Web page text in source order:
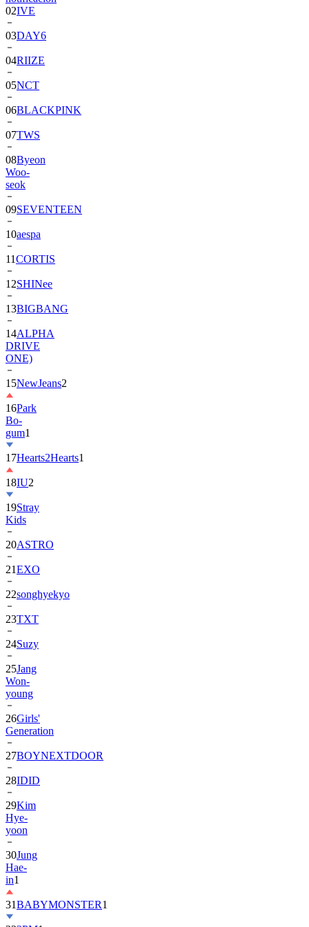
03DAY6
04RIIZE
05NCT
06BLACKPINK
07TWS
08Byeon
Woo-
seok
09SEVENTEEN
10aespa
11CORTIS
12SHINee
13BIGBANG
14ALPHA
DRIVE
ONE)
15NewJeans
16Park
Bo-
gum1
17Hearts2Hearts
18IU2
19Stray
Kids
20ASTRO
21EXO
22songhyekyo
23TXT
24Suzy
25Jang
Won-
young
26Girls'
Generation
27BOYNEXTDOOR
28IDID
29Kim
Hye-
yoon
30Jung
Hae-
in1
31BABYMONSTER
322PM1